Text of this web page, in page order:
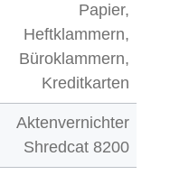
Papier,
Heftklammern,
Büroklammern,
Kreditkarten
Aktenvernichter
Shredcat 8200